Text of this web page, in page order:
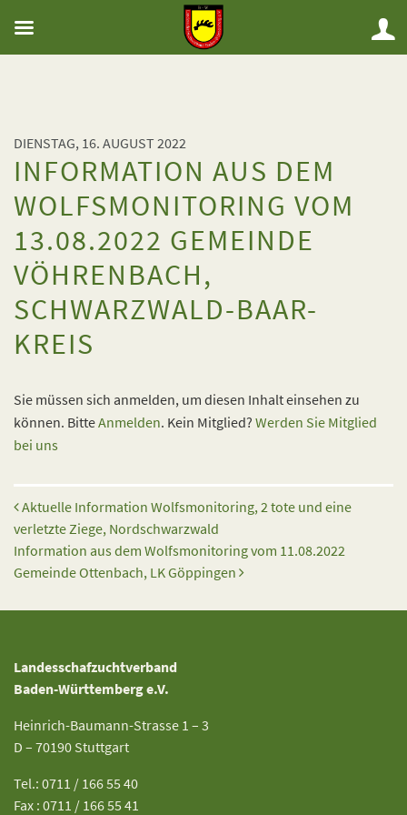
DIENSTAG, 16. AUGUST 2022
INFORMATION AUS DEM
WOLFSMONITORING VOM
13.08.2022 GEMEINDE
VÖHRENBACH,
SCHWARZWALD-BAAR-
KREIS
Sie müssen sich anmelden, um diesen Inhalt einsehen zu
können. BitteAnmelden. Kein Mitglied? Werden Sie Mitglied
bei uns
Beitrags-Navigation
Aktuelle Information Wolfsmonitoring, 2 tote und eine
verletzte Ziege, Nordschwarzwald
Information aus dem Wolfsmonitoring vom 11.08.2022
Gemeinde Ottenbach, LK Göppingen
Landesschafzuchtverband
Baden-Württemberg e.V.
Heinrich-Baumann-Strasse 1 – 3
D – 70190 Stuttgart
Tel.: 0711 / 166 55 40
Fax : 0711 / 166 55 41